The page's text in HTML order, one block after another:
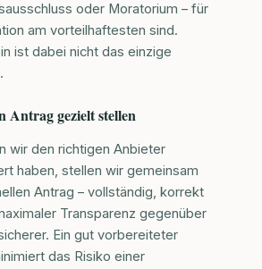
oder Moratorium – für
am vorteilhaftesten sind.
ist dabei nicht das einzige
Antrag gezielt stellen
wir den richtigen Anbieter
haben, stellen wir gemeinsam
Antrag – vollständig, korrekt
Transparenz gegenüber
Ein gut vorbereiteter
das Risiko einer